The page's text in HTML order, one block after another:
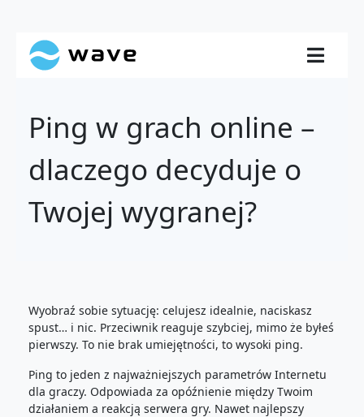
Ping w grach online –
dlaczego decyduje o
Twojej wygranej?
Wyobraź sobie sytuację: celujesz idealnie, naciskasz
spust… i nic. Przeciwnik reaguje szybciej, mimo że byłeś
pierwszy. To nie brak umiejętności, to wysoki ping.
Ping to jeden z najważniejszych parametrów Internetu
dla graczy. Odpowiada za opóźnienie między Twoim
działaniem a reakcją serwera gry. Nawet najlepszy